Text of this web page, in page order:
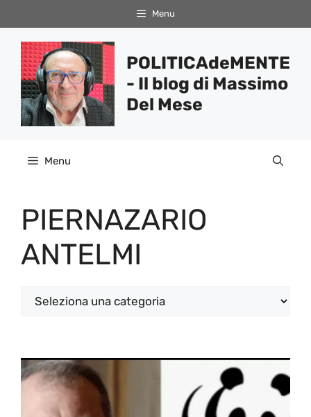
al
contenuto
Menu
POLITICAdeMENTE
- Il blog di Massimo
Del Mese
Menu
PIERNAZARIO
ANTELMI
Categorie